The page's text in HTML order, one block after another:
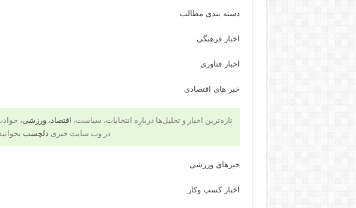
دسته بندی مطالب
اخبار فرهنگی
اخبار فناوری
خبر های اقتصادی
تازه‌ترین اخبار و تحلیل‌ها درباره انتخابات، سیاست، اقتصاد،ورزشی،
در وب سایت خبری دلچسب
خبرهای ورزشی
اخبار کسب وکار